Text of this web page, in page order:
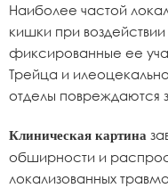
Наиболее частой
кишки при
фиксированные ее
Трейца и
отделы повреждаются
Клиническая картина
обширности и
локализованных